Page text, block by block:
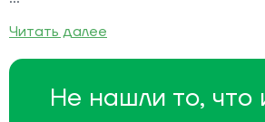
Не нашли то, что
Читать далее